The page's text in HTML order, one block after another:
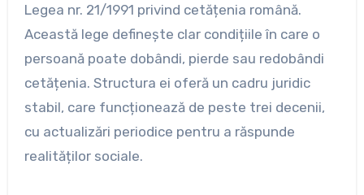
Legea nr. 21/1991 privind cetățenia română.
Această lege definește clar condițiile în care o
persoană poate dobândi, pierde sau redobândi
cetățenia. Structura ei oferă un cadru juridic
stabil, care funcționează de peste trei decenii,
cu actualizări periodice pentru a răspunde
realităților sociale.